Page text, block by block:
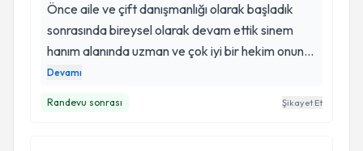
Önce aile ve çift danışmanlığı olarak başladık
sonrasında bireysel olarak devam ettik sinem
hanım alanında uzman ve çok iyi bir hekim onun
sayesinde yepyeni bir insan oldum eşimle
Devamı
Randevu sonrası Şikayet Et